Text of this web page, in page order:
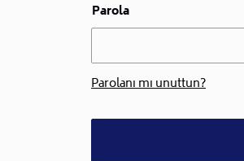
Parola
Parolanı mı unuttun?